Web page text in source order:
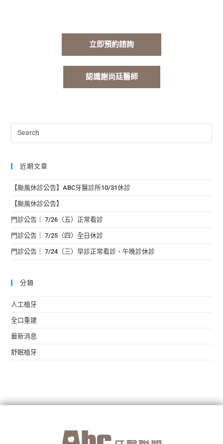
立即預約諮詢
認識謝尚廷醫師
近期文章
【颱風休診公告】ABC牙醫診所10/31休診
【颱風休診公告】
門診公告｜ 7/26（五）正常看診
門診公告｜ 7/25（四）全日休診
門診公告｜ 7/24（三）早診正常看診、午晚診休診
分類
人工植牙
全口重建
最新消息
舒眠植牙